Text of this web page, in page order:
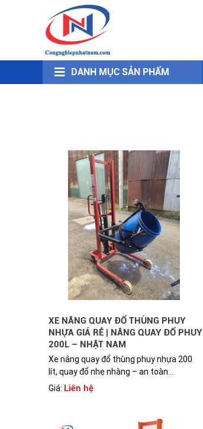
DANH MỤC SẢN PHẨM
XE NÂNG QUAY ĐỔ THÙNG PHUY
NHỰA GIÁ RẺ | NÂNG QUAY ĐỔ PHUY
200L – NHẬT NAM
Xe nâng quay đổ thùng phuy nhựa 200
lít, quay đổ nhẹ nhàng – an toàn...
Giá: Liên hệ